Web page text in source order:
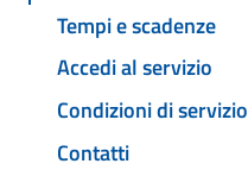
Tempi e scadenze
Accedi al servizio
Condizioni di servizio
Contatti